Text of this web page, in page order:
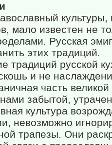
культуры,
мало известен не
Русская
этих традиций.
традиций русской
и не
часть великой
забытой,
культура
невозможно
трапезы. Они